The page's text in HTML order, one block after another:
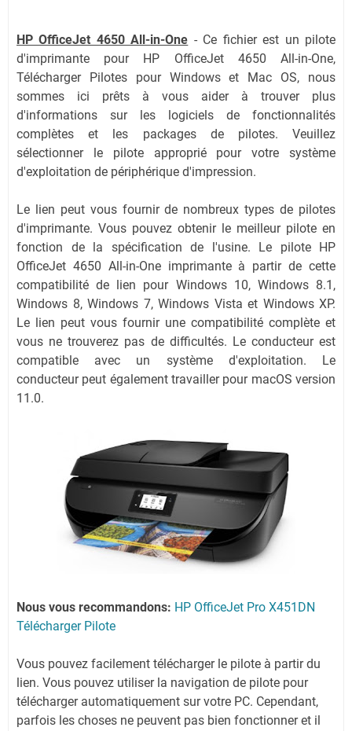
HP OfficeJet 4650 All-in-One - Ce fichier est un pilote
d'imprimante pour HP OfficeJet 4650 All-in-One,
Télécharger Pilotes pour Windows et Mac OS, nous
sommes ici prêts à vous aider à trouver plus
d'informations sur les logiciels de fonctionnalités
complètes et les packages de pilotes. Veuillez
sélectionner le pilote approprié pour votre système
d'exploitation de périphérique d'impression.
Le lien peut vous fournir de nombreux types de pilotes
d'imprimante. Vous pouvez obtenir le meilleur pilote en
fonction de la spécification de l'usine. Le pilote HP
OfficeJet 4650 All-in-One imprimante à partir de cette
compatibilité de lien pour Windows 10, Windows 8.1,
Windows 8, Windows 7, Windows Vista et Windows XP.
Le lien peut vous fournir une compatibilité complète et
vous ne trouverez pas de difficultés. Le conducteur est
compatible avec un système d'exploitation. Le
conducteur peut également travailler pour macOS version
11.0.
Nous vous recommandons: HP OfficeJet Pro X451DN
Télécharger Pilote
Vous pouvez facilement télécharger le pilote à partir du
lien. Vous pouvez utiliser la navigation de pilote pour
télécharger automatiquement sur votre PC. Cependant,
parfois les choses ne peuvent pas bien fonctionner et il